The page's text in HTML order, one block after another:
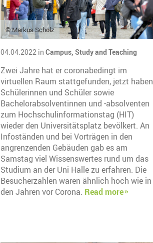
© Markus Scholz
04.04.2022 in Campus, Study and Teaching
Zwei Jahre hat er coronabedingt im
virtuellen Raum stattgefunden, jetzt haben
Schülerinnen und Schüler sowie
Bachelorabsolventinnen und -absolventen
zum Hochschulinformationstag (HIT)
wieder den Universitätsplatz bevölkert. An
Infoständen und bei Vorträgen in den
angrenzenden Gebäuden gab es am
Samstag viel Wissenswertes rund um das
Studium an der Uni Halle zu erfahren. Die
Besucherzahlen waren ähnlich hoch wie in
den Jahren vor Corona. Read more